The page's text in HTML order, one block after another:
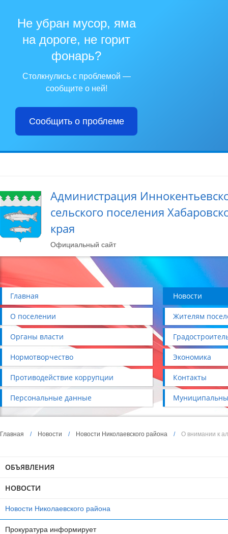
Не убран мусор, яма
на дороге, не горит
фонарь?
Столкнулись с проблемой —
сообщите о ней!
Сообщить о проблеме
Администрация
сельского поселения
края
Официальный сайт
Главная Новости
О поселении Жителям
Органы власти
Нормотворчество Экономика
Противодействие коррупции Контакты
Персональные данные
Главная / Новости / Новости Николаевского района / О внимании к
ОБЪЯВЛЕНИЯ
НОВОСТИ
Новости Николаевского района
Прокуратура информирует